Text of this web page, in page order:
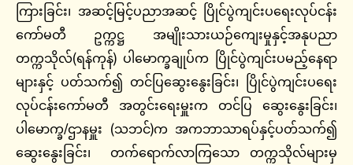
ကြားခြင်း၊ အဆင့်မြင့်ပညာအဆင့် ပြိုင်ပွဲကျင်းပရေးလုပ်ငန်း
ကော်မတီ ဥက္ကဋ္ဌ အမျိုးသားယဉ်ကျေးမှုနှင့်အနုပညာ
တက္ကသိုလ်(ရန်ကုန်) ပါမောက္ခချုပ်က ပြိုင်ပွဲကျင်းပမည့်နေရာ
များနှင့် ပတ်သက်၍ တင်ပြဆွေးနွေးခြင်း၊ ပြိုင်ပွဲကျင်းပရေး
လုပ်ငန်းကော်မတီ အတွင်းရေးမှူးက တင်ပြ ဆွေးနွေးခြင်း၊
ပါမောက္ခ/ဌာနမှူး (သဘင်)က အကဘာသာရပ်နှင့်ပတ်သက်၍
ဆွေးနွေးခြင်း၊ တက်ရောက်လာကြသော တက္ကသိုလ်များမှ